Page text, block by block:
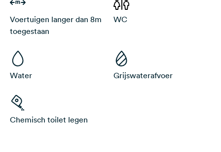
Voertuigen langer dan 8m
toegestaan
WC
Water Grijswaterafvoer
Chemisch toilet legen